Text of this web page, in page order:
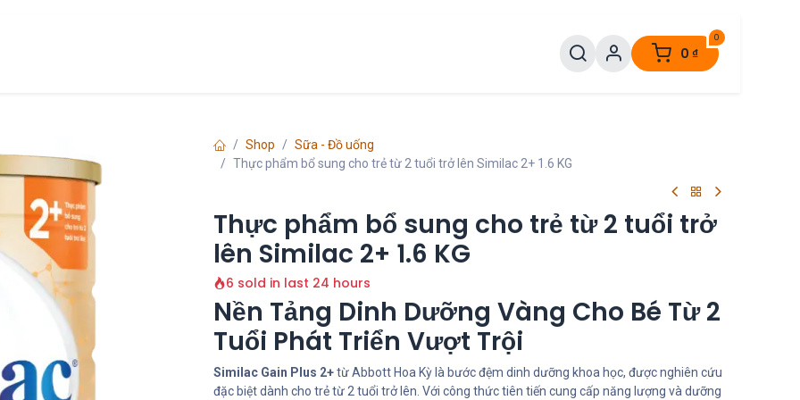
0
0 ₫
Shop
Sữa - Đồ uống
Thực phẩm bổ sung cho trẻ từ 2 tuổi trở lên Similac 2+ 1.6 KG
Thực phẩm bổ sung cho trẻ từ 2 tuổi trở
lên Similac 2+ 1.6 KG
6 sold in last 24 hours
Nền Tảng Dinh Dưỡng Vàng Cho Bé Từ 2
Tuổi Phát Triển Vượt Trội
Similac Gain Plus 2+từ Abbott Hoa Kỳ là bước đệm dinh dưỡng khoa học, được nghiên cứu
đặc biệt dành cho trẻ từ 2 tuổi trở lên. Với công thức tiên tiến cung cấp năng lượng và dưỡng